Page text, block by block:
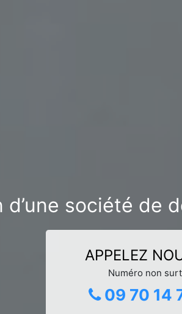
d’une société de
APPELEZ
Numéro non
09 70 14